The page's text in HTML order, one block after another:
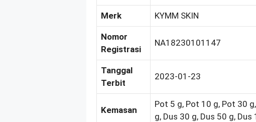
Merk KYMM SKIN
Nomor
Registrasi
NA18230101147
Tanggal
Terbit
2023-01-23
Kemasan
Pot 5 g, Pot 10 g, Pot 30
g, Dus 30 g, Dus 50 g, Dus